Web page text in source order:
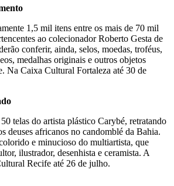
1,5 mil itens entre os mais de 70 mil
ao colecionador Roberto Gesta de
conferir, ainda, selos, moedas, troféus,
medalhas originais e outros objetos
Na Caixa Cultural Fortaleza até 30 de
telas do artista plástico Carybé, retratando
deuses africanos no candomblé da Bahia.
e minucioso do multiartista, que
ilustrador, desenhista e ceramista. A
Recife até 26 de julho.